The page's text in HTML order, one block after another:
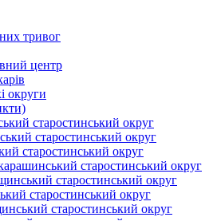
тривог
центр
округи
старостинський округ
старостинський округ
старостинський округ
старостинський округ
старостинський округ
старостинський округ
старостинський округ